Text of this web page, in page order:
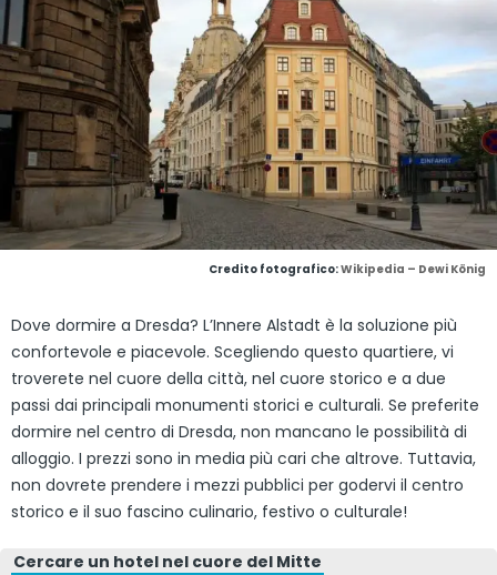
Credito fotografico:Wikipedia – Dewi König
Dove dormire a Dresda? L’Innere Alstadt è la soluzione più
confortevole e piacevole. Scegliendo questo quartiere, vi
troverete nel cuore della città, nel cuore storico e a due
passi dai principali monumenti storici e culturali. Se preferite
dormire nel centro di Dresda, non mancano le possibilità di
alloggio. I prezzi sono in media più cari che altrove. Tuttavia,
non dovrete prendere i mezzi pubblici per godervi il centro
storico e il suo fascino culinario, festivo o culturale!
Cercare un hotel nel cuore del Mitte